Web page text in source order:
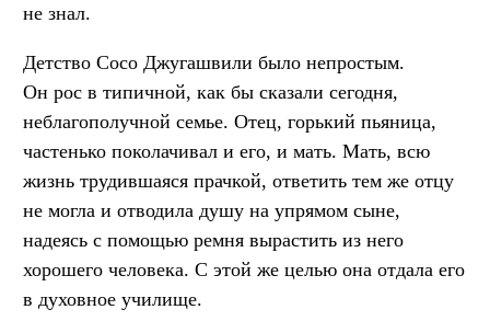
не знал.
Детство Сосо Джугашвили было непростым.
Он рос в типичной, как бы сказали сегодня,
неблагополучной семье. Отец, горький пьяница,
частенько поколачивал и его, и мать. Мать, всю
жизнь трудившаяся прачкой, ответить тем же отцу
не могла и отводила душу на упрямом сыне,
надеясь с помощью ремня вырастить из него
хорошего человека. С этой же целью она отдала его
в духовное училище.